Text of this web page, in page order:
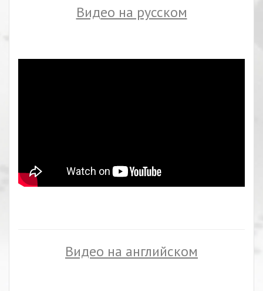
Видео на русском
Видео на английском